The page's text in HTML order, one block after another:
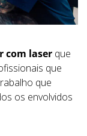
com laser que
que
que
os envolvidos